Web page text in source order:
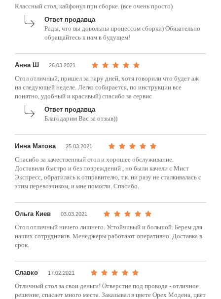
Классный стол, кайфонул при сборке. (все очень просто)
Ответ продавца
Рады, что вы довольны процессом сборки) Обязательно
обращайтесь к нам в будущем!
Анна Ш 26.03.2021
Стол отличный, пришел за пару дней, хотя говорили что будет аж
на следующей неделе. Легко собирается, по инструкции все
понятно, удобный и красивый) спасибо за сервис
Ответ продавца
Благодарим Вас за отзыв))
Инна Матова 25.03.2021
Спасибо за качественный стол и хорошее обслуживание.
Доставили быстро и без повреждений , но были качели с Мист
Экспресс, обратилась к отправителю, т.к. ни разу не сталкивалась с
этим перевозчиком, и мне помогли. Спасибо.
Ольга Киев 03.03.2021
Стол отличный ничего лишнего. Устойчивый и большой. Берем для
наших сотрудников. Менеджеры работают оперативно. Доставка в
срок.
Славко 17.02.2021
Отличный стол за свои деньги! Отверстие под провода - отличное
решение, спасает много места. Заказывал в цвете Орех Модена, цвет